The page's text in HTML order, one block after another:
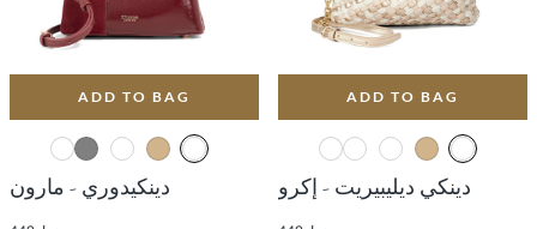
ADD TO BAG
دينكي ديليبيريت - إكرو
ADD TO BAG
دينكيدوري - مارون